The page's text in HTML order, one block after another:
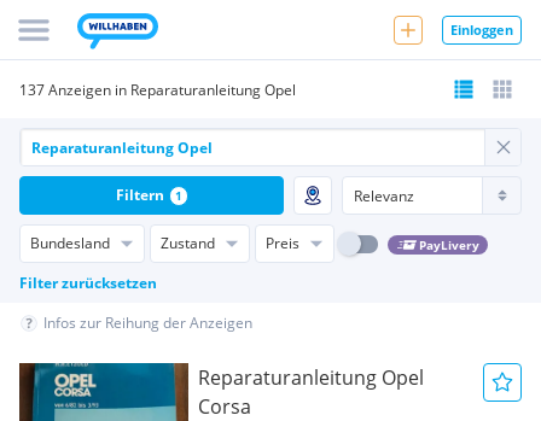
Einloggen
137 Anzeigen in Reparaturanleitung Opel
Bundesland Zustand Preis PayLivery
Filter zurücksetzen
Filtern 1
Infos zur Reihung der Anzeigen
Reparaturanleitung Opel
Corsa